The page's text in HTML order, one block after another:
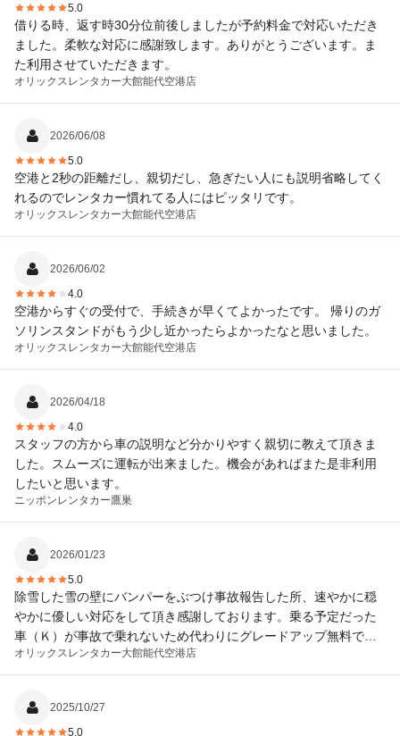
5.0
借りる時、返す時30分位前後しましたが予約料金で対応いただき
ました。柔軟な対応に感謝致します。ありがとうございます。ま
た利用させていただきます。
オリックスレンタカー大館能代空港店
2026/06/08
5.0
空港と2秒の距離だし、親切だし、急ぎたい人にも説明省略してく
れるのでレンタカー慣れてる人にはピッタリです。
オリックスレンタカー大館能代空港店
2026/06/02
4.0
空港からすぐの受付で、手続きが早くてよかったです。 帰りのガ
ソリンスタンドがもう少し近かったらよかったなと思いました。
オリックスレンタカー大館能代空港店
2026/04/18
4.0
スタッフの方から車の説明など分かりやすく親切に教えて頂きま
した。スムーズに運転が出来ました。機会があればまた是非利用
したいと思います。
ニッポンレンタカー鷹巣
2026/01/23
5.0
除雪した雪の壁にバンパーをぶつけ事故報告した所、速やかに穏
やかに優しい対応をして頂き感謝しております。乗る予定だった
車（Ｋ）が事故で乗れないため代わりにグレードアップ無料でし
て頂きました。豪雪でアイスバーン、轍で不安定な道でしたが、
四駆にしてもらったため安定した走行が出来ました。
オリックスレンタカー大館能代空港店
2025/10/27
5.0